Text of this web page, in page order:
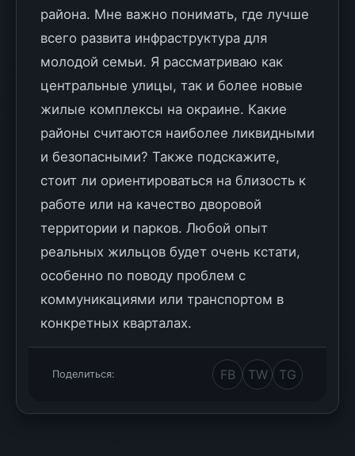
района. Мне важно понимать, где лучше
всего развита инфраструктура для
молодой семьи. Я рассматриваю как
центральные улицы, так и более новые
жилые комплексы на окраине. Какие
районы считаются наиболее ликвидными
и безопасными? Также подскажите,
стоит ли ориентироваться на близость к
работе или на качество дворовой
территории и парков. Любой опыт
реальных жильцов будет очень кстати,
особенно по поводу проблем с
коммуникациями или транспортом в
конкретных кварталах.
Поделиться: FB TW TG